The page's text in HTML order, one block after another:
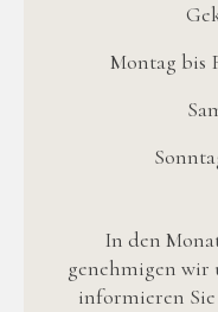
Montag bis
In den
genehmigen wir
informieren